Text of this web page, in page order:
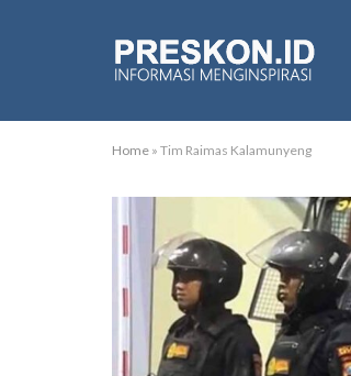
Home » Tim Raimas Kalamunyeng